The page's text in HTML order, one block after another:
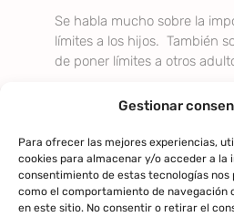
Gestionar
Para ofrecer las mejores experiencias,
cookies para almacenar y/o acceder a la
consentimiento de estas tecnologías
como el comportamiento de navegación
en este sitio. No consentir o retirar el
Se habla mucho sobre la
límites a los hijos. También
de poner límites a otros